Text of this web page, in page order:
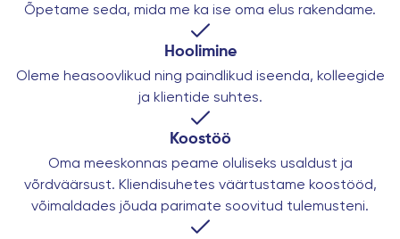
Õpetame seda, mida me ka ise oma elus rakendame.
Hoolimine
Oleme heasoovlikud ning paindlikud iseenda, kolleegide
ja klientide suhtes.
Koostöö
Oma meeskonnas peame oluliseks usaldust ja
võrdväärsust. Kliendisuhetes väärtustame koostööd,
võimaldades jõuda parimate soovitud tulemusteni.